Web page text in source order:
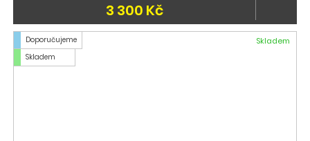
3 300 Kč
Doporučujeme
Skladem
Skladem